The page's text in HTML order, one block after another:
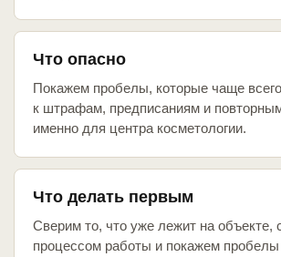
Что опасно
Покажем пробелы, которые чаще
к штрафам, предписаниям и
именно для центра косметологии.
Что делать первым
Сверим то, что уже лежит на объекте,
процессом работы и покажем пробелы